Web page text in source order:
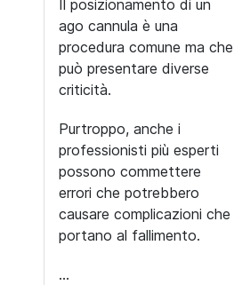
Il posizionamento di un
ago cannula è una
procedura comune ma che
può presentare diverse
criticità.
Purtroppo, anche i
professionisti più esperti
possono commettere
errori che potrebbero
causare complicazioni che
portano al fallimento.
...